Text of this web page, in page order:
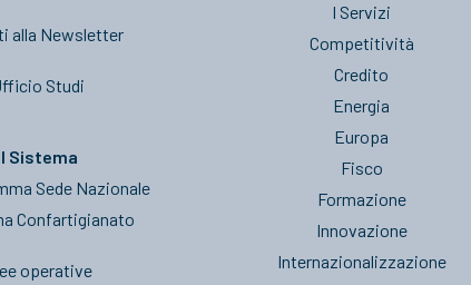
alla Newsletter
Studi
Sistema
Sede Nazionale
Confartigianato
operative
I Servizi
Competitività
Credito
Energia
Europa
Fisco
Formazione
Innovazione
Internazionalizzazione